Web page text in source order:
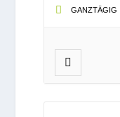
GANZ­TÄ­GIG